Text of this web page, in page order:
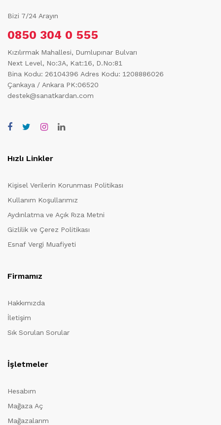
Bizi 7/24 Arayın
0850 304 0 555
Kızılırmak Mahallesi, Dumlupınar Bulvarı
Next Level, No:3A, Kat:16, D.No:81
Bina Kodu: 26104396 Adres Kodu: 1208886026
Çankaya / Ankara PK:06520
destek@sanatkardan.com
Hızlı Linkler
Kişisel Verilerin Korunması Politikası
Kullanım Koşullarımız
Aydınlatma ve Açık Rıza Metni
Gizlilik ve Çerez Politikası
Esnaf Vergi Muafiyeti
Firmamız
Hakkımızda
İletişim
Sık Sorulan Sorular
İşletmeler
Hesabım
Mağaza Aç
Mağazalarım